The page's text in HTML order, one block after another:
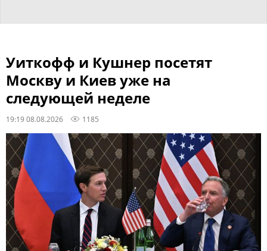
Уиткофф и Кушнер посетят
Москву и Киев уже на
следующей неделе
19:19 08.08.2026 1185